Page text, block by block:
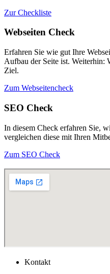
Zur Checkliste
Webseiten Check
Erfahren Sie wie gut Ihre
Aufbau der Seite ist. Weiterhin:
Ziel.
Zum Webseitencheck
SEO Check
In diesem Check erfahren Sie,
vergleichen diese mit Ihren
Zum SEO Check
Kontakt